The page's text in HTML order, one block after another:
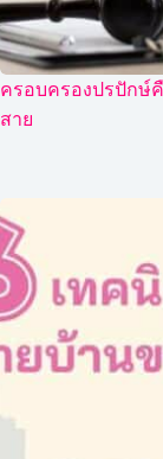
ครอบครองปรปักษ์
สาย